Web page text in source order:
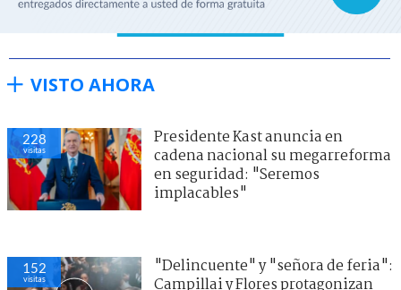
VISTO AHORA
228
visitas
Presidente Kast anuncia en
cadena nacional su megarreforma
en seguridad: "Seremos
implacables"
152
visitas
"Delincuente" y "señora de feria":
Campillai y Flores protagonizan